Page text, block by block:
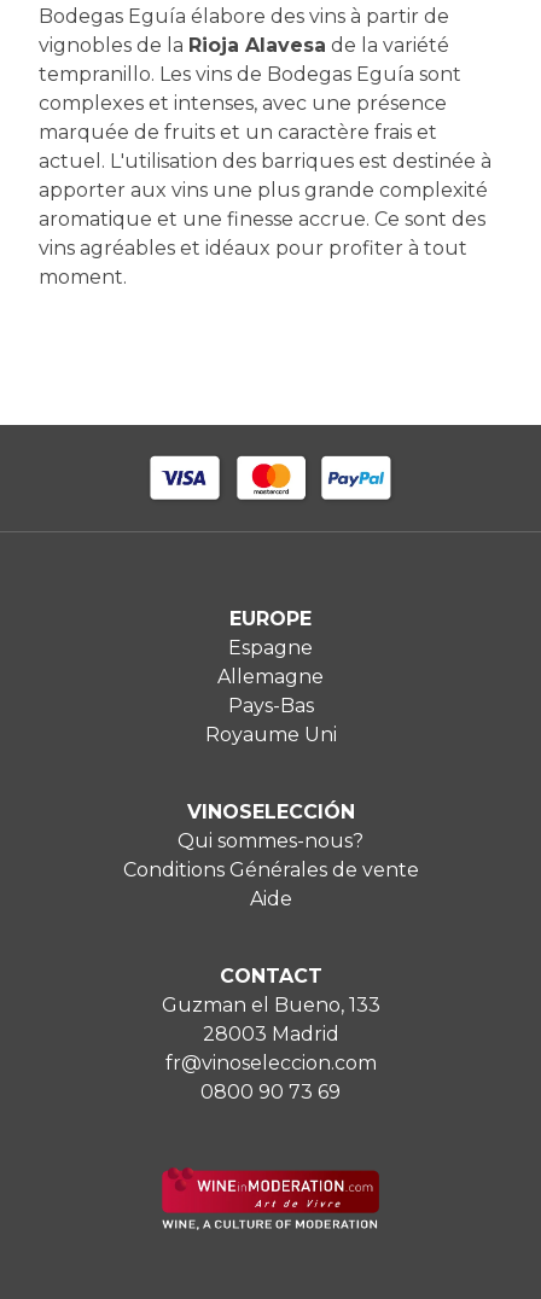
Bodegas Eguía élabore des vins à partir de
vignobles de la Rioja Alavesa de la variété
tempranillo. Les vins de Bodegas Eguía sont
complexes et intenses, avec une présence
marquée de fruits et un caractère frais et
actuel. L'utilisation des barriques est destinée à
apporter aux vins une plus grande complexité
aromatique et une finesse accrue. Ce sont des
vins agréables et idéaux pour profiter à tout
moment.
EUROPE
Espagne
Allemagne
Pays-Bas
Royaume Uni
VINOSELECCIÓN
Qui sommes-nous?
Conditions Générales de vente
Aide
CONTACT
Guzman el Bueno, 133
28003 Madrid
fr@vinoseleccion.com
0800 90 73 69